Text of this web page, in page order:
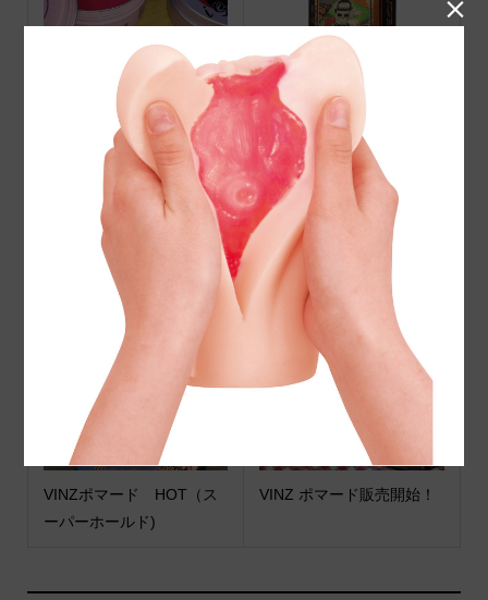
PINUP i Screamポマード
Suavecito Amber Skies Col
ogne 2026 limited
Suavecito Pomade ORIGI
VINZポマード SWEET
VINZポマード HOT（ス
ーパーホールド)
VINZ ポマード販売開始！
